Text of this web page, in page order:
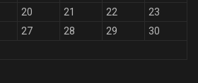
20 21 22
23
27 28 29
30